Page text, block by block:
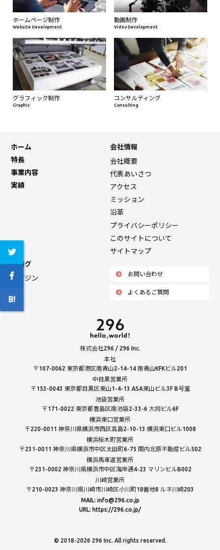
ホームページ制作
Website Development
動画制作
Video Development
グラフィック制作
Graphic
コンサルティング
Consulting
ホーム
特長
事業内容
実績
会社情報
会社概要
代表あいさつ
アクセス
ミッション
沿革
プライバシーポリシー
このサイトについて
サイトマップ
ブログ
マガジン
お問い合わせ
よくあるご質問
株式会社296 / 296 Inc.
本社
〒107-0062 東京都港区南青山2-14-14 南青山KFKビル201
中目黒営業所
〒153-0043 東京都目黒区東山1-4-13 ASA東山ビル3F B号室
池袋営業所
〒171-0022 東京都豊島区南池袋2-33-6 大同ビル6F
横浜東口営業所
〒220-0011 神奈川県横浜市西区高島2-10-13 横浜東口ビル1008
横浜桜木町営業所
〒231-0011 神奈川県横浜市中区太田町6-75 関内北原不動産ビル502
横浜馬車道営業所
〒231-0002 神奈川県横浜市中区海岸通4-23 マリンビルB002
川崎営業所
〒210-0023 神奈川県川崎市川崎区小川町18番地8 ルネ川崎203
MAIL: info@296.co.jp
URL: https://296.co.jp/
© 2018-2026 296 Inc. All rights reserved.